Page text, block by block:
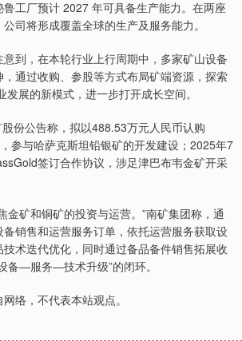
工厂预计 2027 年可具备生产能力。在两座
司将形成覆盖全球的生产及服务能力。
到，在本轮行业上行周期中，多家矿山设备
通过收购、参股等方式布局矿端资源，探索
发展的新模式，进一步打开成长空间。
公告称，拟以488.53万元人民币认购
参与哈萨克斯坦铅银矿的开发建设；2025年7
签订合作协议，涉足津巴布韦金矿开采
矿和铜矿的投资与运营。”南矿集团称，通
销售和运营服务订单，依托运营服务获取设
术迭代优化，同时通过备品备件销售拓展收
备—服务—技术升级”的闭环。
络，不代表本站观点。